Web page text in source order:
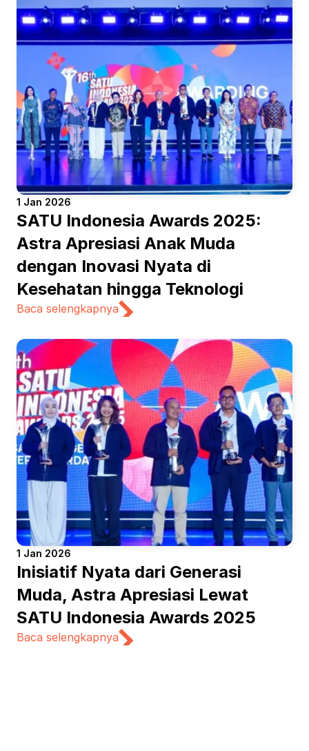
1 Jan 2026
SATU Indonesia Awards 2025:
Astra Apresiasi Anak Muda
dengan Inovasi Nyata di
Kesehatan hingga Teknologi
Baca selengkapnya
1 Jan 2026
Inisiatif Nyata dari Generasi
Muda, Astra Apresiasi Lewat
SATU Indonesia Awards 2025
Baca selengkapnya